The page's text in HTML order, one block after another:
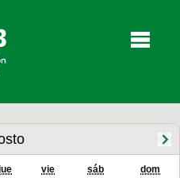
Vídeos
vie sáb dom